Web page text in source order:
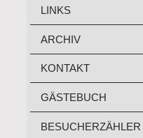
LINKS
ARCHIV
KONTAKT
GÄSTEBUCH
BESUCHERZÄHLER